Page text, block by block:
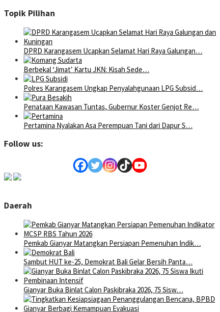
Topik Pilihan
DPRD Karangasem Ucapkan Selamat Hari Raya Galungan…
Berbekal ‘Jimat’ Kartu JKN: Kisah Sede…
Polres Karangasem Ungkap Penyalahgunaan LPG Subsid…
Penataan Kawasan Tuntas, Gubernur Koster Genjot Re…
Pertamina Nyalakan Asa Perempuan Tani dari Dapur S…
Follow us:
Daerah
Pemkab Gianyar Matangkan Persiapan Pemenuhan Indik…
Sambut HUT ke-25, Demokrat Bali Gelar Bersih Panta…
Gianyar Buka Binlat Calon Paskibraka 2026, 75 Sisw…